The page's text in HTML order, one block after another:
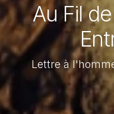
Au Fil
Lettre à